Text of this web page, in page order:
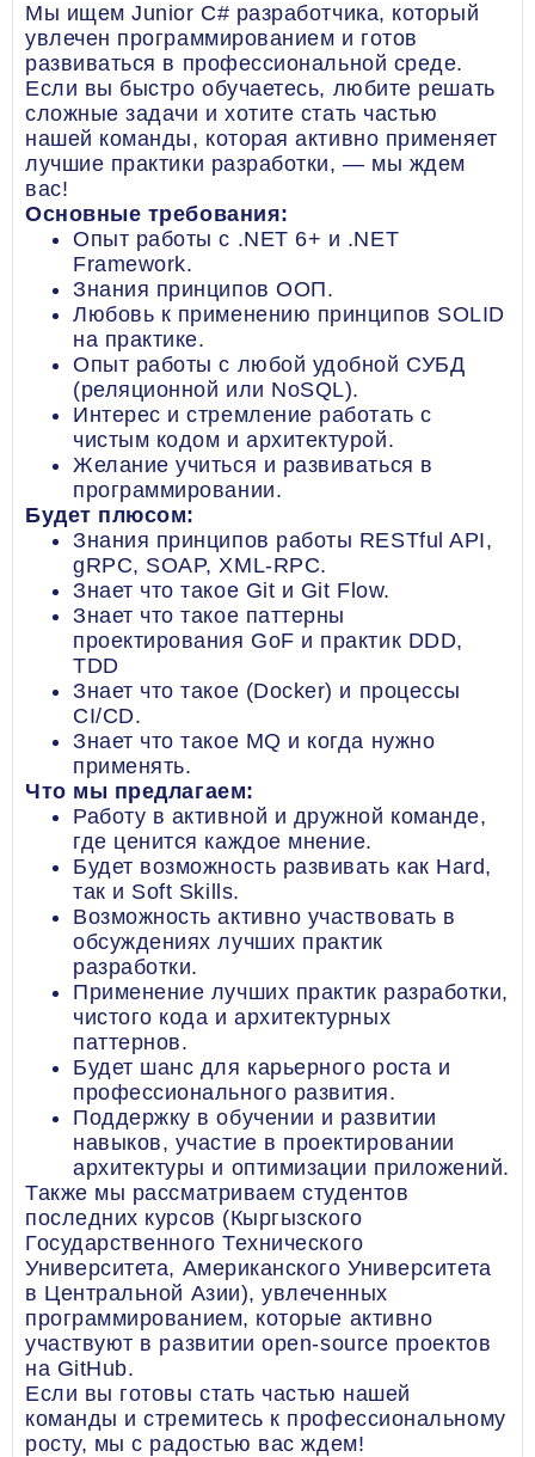
Мы ищем Junior C# разработчика, который
увлечен программированием и готов
развиваться в профессиональной среде.
Если вы быстро обучаетесь, любите решать
сложные задачи и хотите стать частью
нашей команды, которая активно применяет
лучшие практики разработки, — мы ждем
вас!
Основные требования:
Опыт работы с .NET 6+ и .NET
Framework.
Знания принципов ООП.
Любовь к применению принципов SOLID
на практике.
Опыт работы с любой удобной СУБД
(реляционной или NoSQL).
Интерес и стремление работать с
чистым кодом и архитектурой.
Желание учиться и развиваться в
программировании.
Будет плюсом:
Знания принципов работы RESTful API,
gRPC, SOAP, XML-RPC.
Знает что такое Git и Git Flow.
Знает что такое паттерны
проектирования GoF и практик DDD,
TDD
Знает что такое (Docker) и процессы
CI/CD.
Знает что такое MQ и когда нужно
применять.
Что мы предлагаем:
Работу в активной и дружной команде,
где ценится каждое мнение.
Будет возможность развивать как Hard,
так и Soft Skills.
Возможность активно участвовать в
обсуждениях лучших практик
разработки.
Применение лучших практик разработки,
чистого кода и архитектурных
паттернов.
Будет шанс для карьерного роста и
профессионального развития.
Поддержку в обучении и развитии
навыков, участие в проектировании
архитектуры и оптимизации приложений.
Также мы рассматриваем студентов
последних курсов (Кыргызского
Государственного Технического
Университета, Американского Университета
в Центральной Азии), увлеченных
программированием, которые активно
участвуют в развитии open-source проектов
на GitHub.
Если вы готовы стать частью нашей
команды и стремитесь к профессиональному
росту, мы с радостью вас ждем!